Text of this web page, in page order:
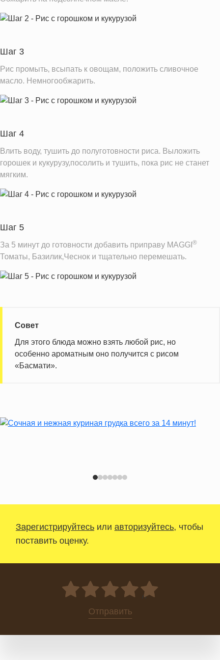
Фолиевая кислота
31.1 мкг
Витамин С
4.8 мг
Насыщенные жиры
Информация для одной порции
Шаг 3
Рис промыть, всыпать к овощам, положить сливочное
масло. Немногообжарить.
Шаг 4
Влить воду, тушить до полуготовности риса. Выложить
горошек и кукурузу,посолить и тушить, пока рис не станет
мягким.
Шаг 5
За 5 минут до готовности добавить приправу MAGGI ®
Томаты, Базилик,Чеснок и тщательно перемешать.
Совет
Для этого блюда можно взять любой рис, но
особенно ароматным оно получится с рисом
«Басмати».
Зарегистрируйтесь или авторизуйтесь, чтобы
поставить оценку.
0
Отправить